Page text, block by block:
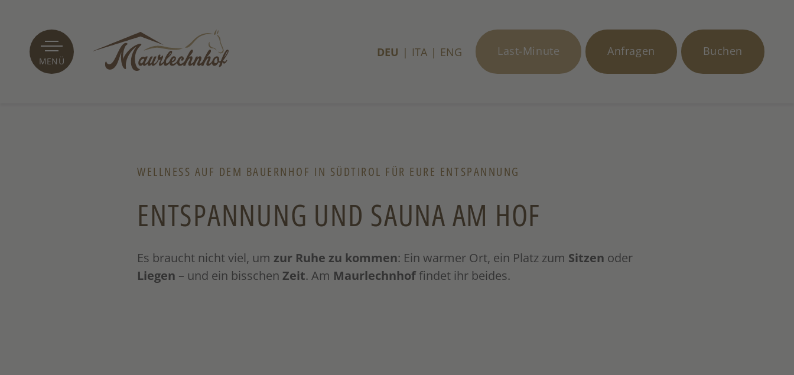
MENÜ
Buchen
Anfragen
Last-Minute
DEU ITA ENG
WELLNESS AUF DEM BAUERNHOF IN SÜDTIROL FÜR EURE ENTSPANNUNG
ENTSPANNUNG UND SAUNA AM HOF
Es braucht nicht viel, um zur Ruhe zu kommen: Ein warmer Ort, ein Platz zum Sitzen oder
Liegen – und ein bisschen Zeit. Am Maurlechnhoffindet ihr beides.